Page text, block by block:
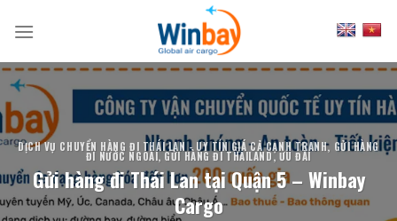
DỊCH VỤ CHUYỂN HÀNG ĐI THÁI LAN - UY TÍN GIÁ CẢ CẠNH TRANH, GỬI HÀNG
ĐI NƯỚC NGOÀI,GỬI HÀNG ĐI THAILAND,ƯU ĐÃI
Gửi hàng đi Thái Lan tại Quận 5 – Winbay
Cargo